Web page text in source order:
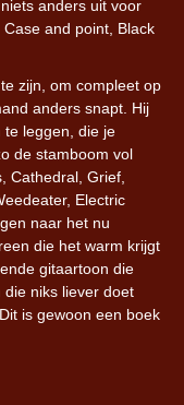
anders uit voor
and point, Black
zijn, om compleet op
anders snapt. Hij
te leggen, die je
de stamboom vol
Cathedral, Grief,
Electric
naar het nu
die het warm krijgt
gitaartoon die
niks liever doet
is gewoon een boek